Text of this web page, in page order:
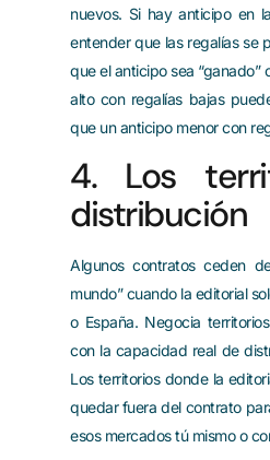
nuevos. Si hay anticipo en
entender que las regalías se
que el anticipo sea “ganado”
alto con regalías bajas
que un anticipo menor con
4. Los
distribución
Algunos contratos ceden
mundo” cuando la editorial
o España. Negocia
con la capacidad real de
Los territorios donde la
quedar fuera del contrato
esos mercados tú mismo o